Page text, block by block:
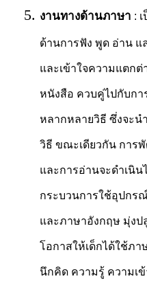
งานทางด้านภาษา :
ด้านการฟัง พูด อ่าน แ
และเข้าใจความแตกต่
หนังสือ ควบคู่ไปกับก
หลากหลายวิธี ซึ่งจะน
วิธี ขณะเดียวกัน การ
และการอ่านจะดำเนิ
กระบวนการใช้อุปกร
และภาษาอังกฤษ มุ่งป
โอกาสให้เด็กได้ใช้ภ
นึกคิด ความรู้ ความเข้